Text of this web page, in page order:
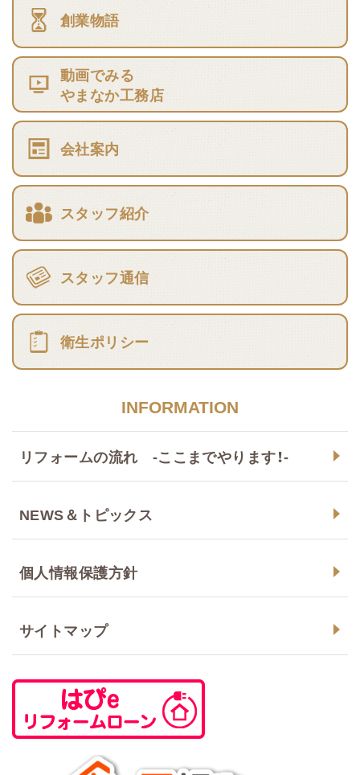
創業物語
動画でみる
やまなか工務店
会社案内
スタッフ紹介
スタッフ通信
衛生ポリシー
INFORMATION
リフォームの流れ -ここまでやります！-
NEWS＆トピックス
個人情報保護方針
サイトマップ